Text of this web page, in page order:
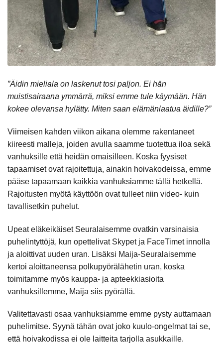
”Äidin mieliala on laskenut tosi paljon. Ei hän
muistisairaana ymmärrä, miksi emme tule käymään. Hän
kokee olevansa hylätty. Miten saan elämänlaatua äidille?”
Viimeisen kahden viikon aikana olemme rakentaneet
kiireesti malleja, joiden avulla saamme tuotettua iloa sekä
vanhuksille että heidän omaisilleen. Koska fyysiset
tapaamiset ovat rajoitettuja, ainakin hoivakodeissa, emme
pääse tapaamaan kaikkia vanhuksiamme tällä hetkellä.
Rajoitusten myötä käyttöön ovat tulleet niin video- kuin
tavallisetkin puhelut.
Upeat eläkeikäiset Seuralaisemme ovatkin varsinaisia
puhelintyttöjä, kun opettelivat Skypet ja FaceTimet innolla
ja aloittivat uuden uran. Lisäksi Maija-Seuralaisemme
kertoi aloittaneensa polkupyörälähetin uran, koska
toimitamme myös kauppa- ja apteekkiasioita
vanhuksillemme, Maija siis pyörällä.
Valitettavasti osaa vanhuksiamme emme pysty auttamaan
puhelimitse. Syynä tähän ovat joko kuulo-ongelmat tai se,
että hoivakodissa ei ole laitteita tarjolla asukkaille.